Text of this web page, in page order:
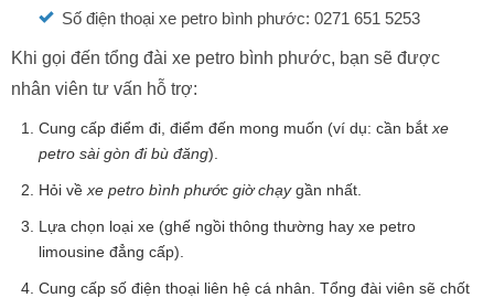
Số điện thoại xe petro bình phước: 0271 651 5253
Khi gọi đến tổng đài xe petro bình phước, bạn sẽ được
nhân viên tư vấn hỗ trợ:
Cung cấp điểm đi, điểm đến mong muốn (ví dụ: cần bắt xe
petro sài gòn đi bù đăng).
Hỏi về xe petro bình phước giờ chạygần nhất.
Lựa chọn loại xe (ghế ngồi thông thường hay xe petro
limousine đẳng cấp).
Cung cấp số điện thoại liên hệ cá nhân. Tổng đài viên sẽ chốt